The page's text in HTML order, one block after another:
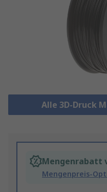
Alle 3D-Druck
Mengenrabatt
Mengenpreis-